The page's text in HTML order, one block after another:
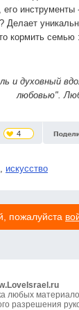
его
Делает
кормить семью
и духовный
любовью".
4
, искусство
пожалуйста
любых
разрешения